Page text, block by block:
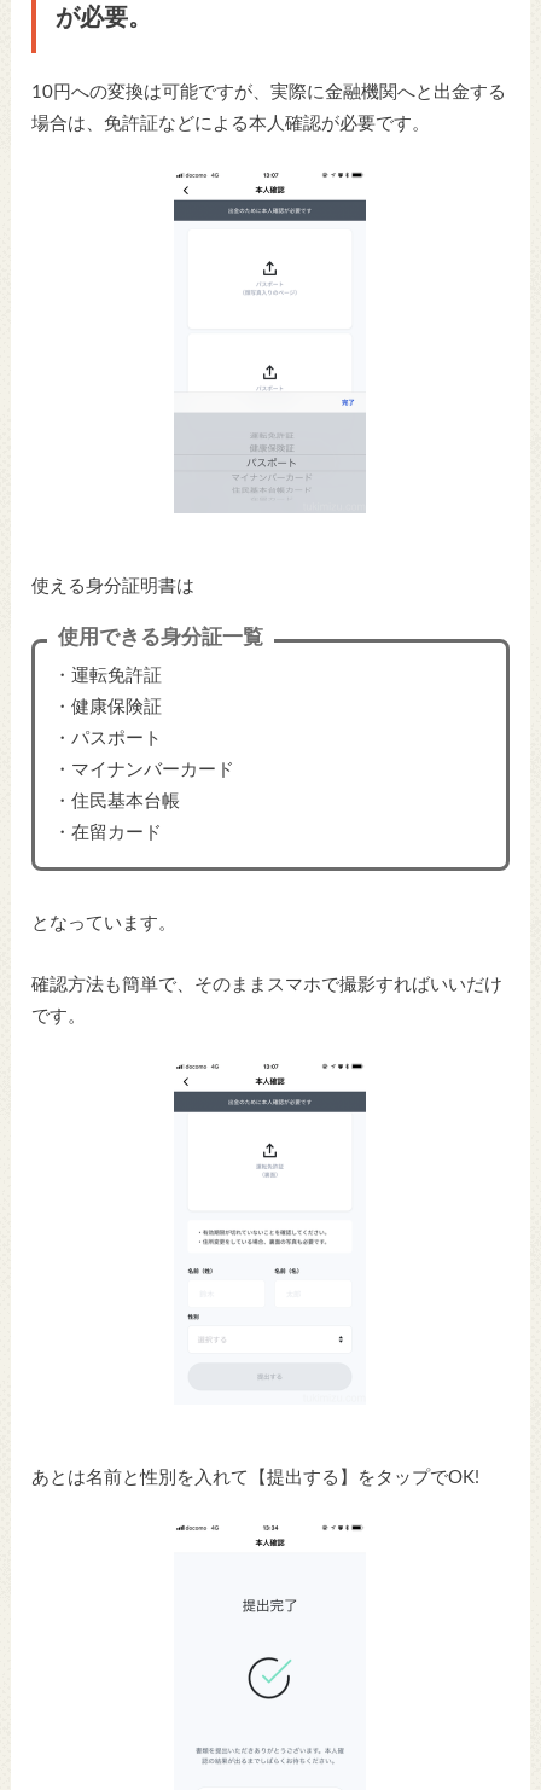
が必要。
10円への変換は可能ですが、実際に金融機関へと出金する
場合は、免許証などによる本人確認が必要です。
使える身分証明書は
使用できる身分証一覧
・運転免許証
・健康保険証
・パスポート
・マイナンバーカード
・住民基本台帳
・在留カード
となっています。
確認方法も簡単で、そのままスマホで撮影すればいいだけ
です。
あとは名前と性別を入れて【提出する】をタップでOK!